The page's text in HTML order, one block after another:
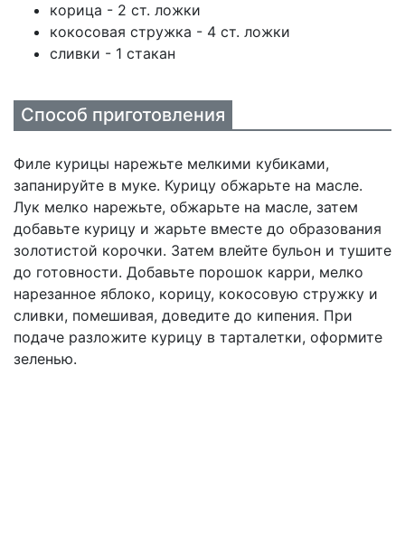
корица - 2 ст. ложки
кокосовая стружка - 4 ст. ложки
сливки - 1 стакан
Способ приготовления
Филе курицы нарежьте мелкими кубиками,
запанируйте в муке. Курицу обжарьте на масле.
Лук мелко нарежьте, обжарьте на масле, затем
добавьте курицу и жарьте вместе до образования
золотистой корочки. Затем влейте бульон и тушите
до готовности. Добавьте порошок карри, мелко
нарезанное яблоко, корицу, кокосовую стружку и
сливки, помешивая, доведите до кипения. При
подаче разложите курицу в тарталетки, оформите
зеленью.